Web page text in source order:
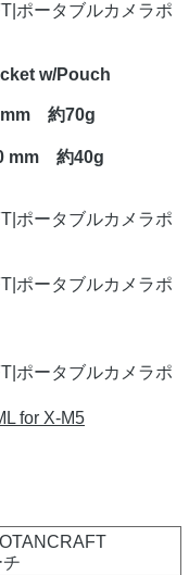
w/Pouch
mm 約70g
mm 約40g
for X-M5